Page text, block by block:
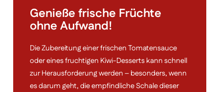
Genieße frische Früchte
ohne Aufwand!
Die Zubereitung einer frischen Tomatensauce
oder eines fruchtigen Kiwi-Desserts kann schnell
zur Herausforderung werden – besonders, wenn
es darum geht, die empfindliche Schale dieser